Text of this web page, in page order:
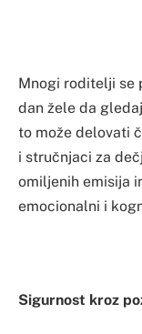
Mnogi roditelji se
dan žele da
to može delovati
i stručnjaci za
omiljenih emisija
emocionalni i
Sigurnost kroz